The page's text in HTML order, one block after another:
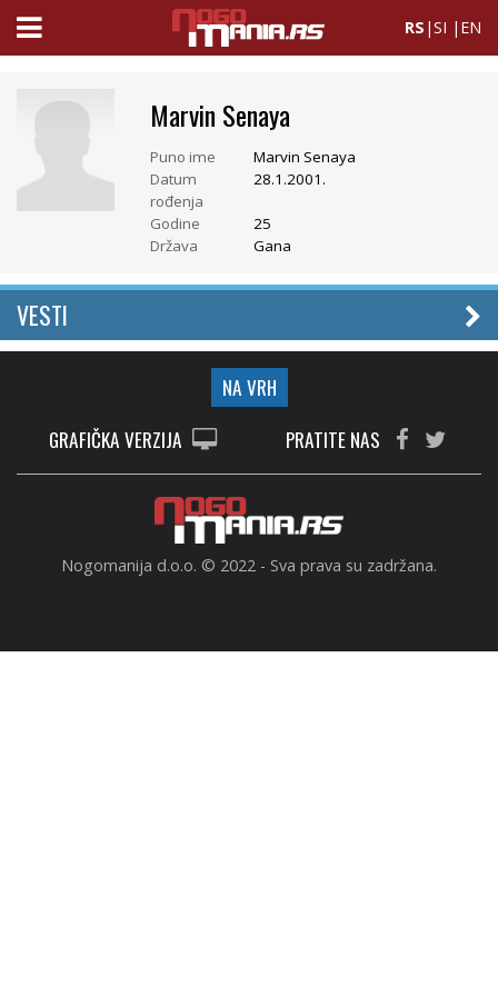
RS |SI | EN
Marvin Senaya
Puno ime
Marvin Senaya
Datum
rođenja
28.1.2001.
Godine
25
Država
Gana
VESTI
NA VRH
GRAFIČKA VERZIJA
PRATITE NAS
Nogomanija d.o.o. © 2022 - Sva prava su zadržana.